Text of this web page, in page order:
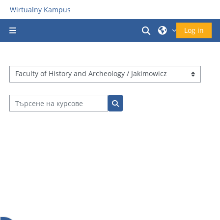
Прескочи на основното съдържание
Wirtualny Kampus
Превключване
Log in
Категории курсове
Търсене на курсове
Търсене на курсове